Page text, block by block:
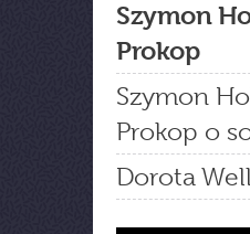
Szymon
Prokop
Szymon
Prokop o
Dorota